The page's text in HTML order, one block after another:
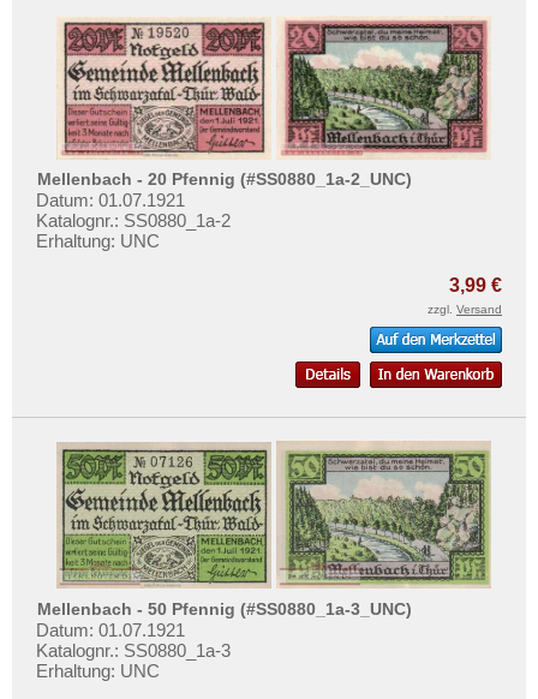
Mittenwald
Mittenwalde
Mitterteich
Moers
Mögeltondern
Mohrungen
Möllenbeck
Mosbach
Mühlberg
Mühldorf
Mühlhausen
Mühlhausen im Elsass
Mülsen-St. Jacob
München
Testbanknoten
Banknotenbriefe
Kataloge
Aufbewahrung
Gutscheine
Ihre Bewertungen
Kontakt
Erhaltungsgrade
Gratisbanknoten
FAQ
Mehr über...
Zahlungsbedingungen
Privatsphäre und Datenschutz
Widerrufsbelehrung
Mellenbach - 20 Pfennig (#SS0880_1a-2_UNC)
Datum: 01.07.1921
Katalognr.: SS0880_1a-2
Erhaltung: UNC
3,99 €
zzgl. Versand
Mellenbach - 50 Pfennig (#SS0880_1a-3_UNC)
Datum: 01.07.1921
Katalognr.: SS0880_1a-3
Erhaltung: UNC